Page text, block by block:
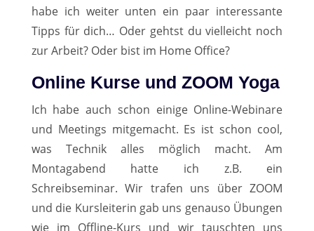
habe ich weiter unten ein paar interessante
Tipps für dich… Oder gehtst du vielleicht noch
zur Arbeit? Oder bist im Home Office?
Online Kurse und ZOOM Yoga
Ich habe auch schon einige Online-Webinare
und Meetings mitgemacht. Es ist schon cool,
was Technik alles möglich macht. Am
Montagabend hatte ich z.B. ein
Schreibseminar. Wir trafen uns über ZOOM
und die Kursleiterin gab uns genauso Übungen
wie im Offline-Kurs und wir tauschten uns